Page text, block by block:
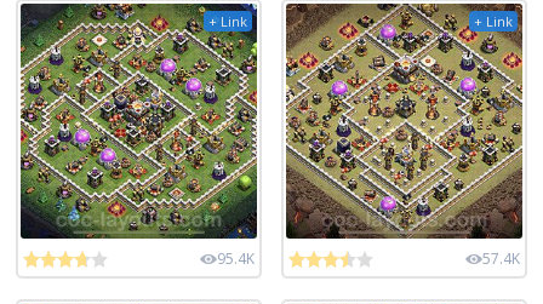
+ Link
95.4K
+ Link
57.4K